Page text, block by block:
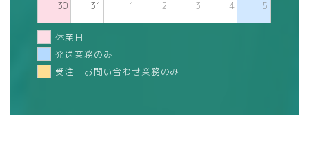
30 31 1 2 3 4 5
休業日
発送業務のみ
受注・お問い合わせ業務のみ